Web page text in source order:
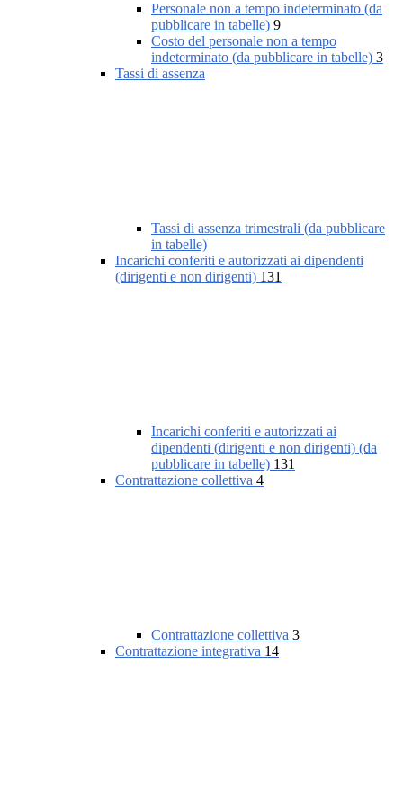
Personale non a tempo indeterminato (da
pubblicare in tabelle) 9
Costo del personale non a tempo
indeterminato (da pubblicare in tabelle) 3
Tassi di assenza
Tassi di assenza trimestrali (da pubblicare
in tabelle)
Incarichi conferiti e autorizzati ai dipendenti
(dirigenti e non dirigenti) 131
Incarichi conferiti e autorizzati ai
dipendenti (dirigenti e non dirigenti) (da
pubblicare in tabelle) 131
Contrattazione collettiva 4
Contrattazione collettiva 3
Contrattazione integrativa 14